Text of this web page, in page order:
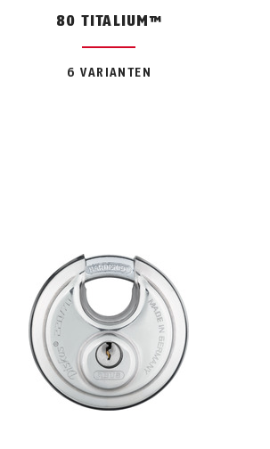
80 TITALIUM™
6 VARIANTEN